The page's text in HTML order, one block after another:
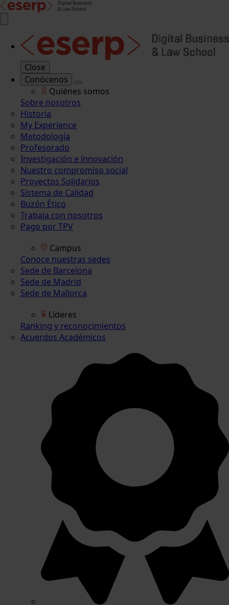
Close
Conócenos
Quiénes somos
Sobre nosotros
Historia
My Experience
Metodología
Profesorado
Investigación e innovación
Nuestro compromiso social
Proyectos Solidarios
Sistema de Calidad
Buzón Ético
Trabaja con nosotros
Pago por TPV
Campus
Conoce nuestras sedes
Sede de Barcelona
Sede de Madrid
Sede de Mallorca
Líderes
Ranking y reconocimientos
Acuerdos Académicos